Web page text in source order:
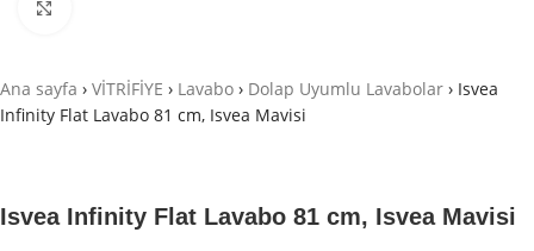
Ana sayfa › VİTRİFİYE › Lavabo › Dolap Uyumlu Lavabolar › Isvea
Infinity Flat Lavabo 81 cm, Isvea Mavisi
Isvea Infinity Flat Lavabo 81 cm, Isvea Mavisi